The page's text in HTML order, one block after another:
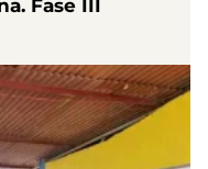
Fase III